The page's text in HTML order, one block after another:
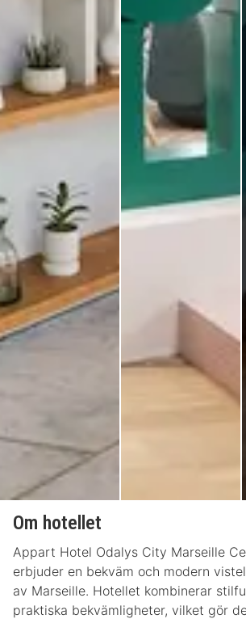
Om hotellet
Appart Hotel Odalys City Marseille
erbjuder en bekväm och modern
av Marseille. Hotellet kombinerar
praktiska bekvämligheter, vilket gör